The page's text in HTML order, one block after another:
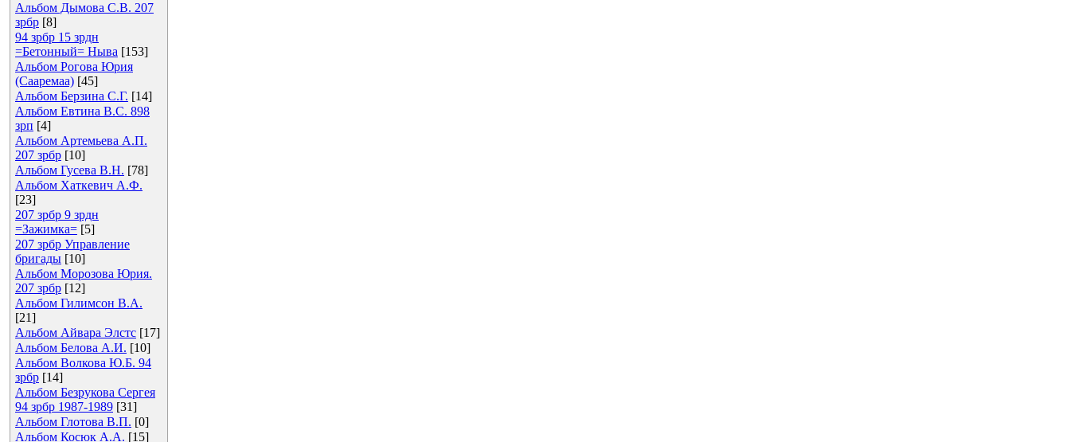
Альбом Дымова С.В. 207
зрбр [8]
94 зрбр 15 зрдн
=Бетонный= Ныва [153]
Альбом Рогова Юрия
(Сааремаа) [45]
Альбом Берзина С.Г. [14]
Альбом Евтина В.С. 898
зрп [4]
Альбом Артемьева А.П.
207 зрбр [10]
Альбом Гусева В.Н. [78]
Альбом Хаткевич А.Ф.
[23]
207 зрбр 9 зрдн
=Зажимка= [5]
207 зрбр Управление
бригады [10]
Альбом Морозова Юрия.
207 зрбр [12]
Альбом Гилимсон В.А.
[21]
Альбом Айвара Элстс [17]
Альбом Белова А.И. [10]
Альбом Волкова Ю.Б. 94
зрбр [14]
Альбом Безрукова Сергея
94 зрбр 1987-1989 [31]
Альбом Глотова В.П. [0]
Альбом Косюк А.А. [15]